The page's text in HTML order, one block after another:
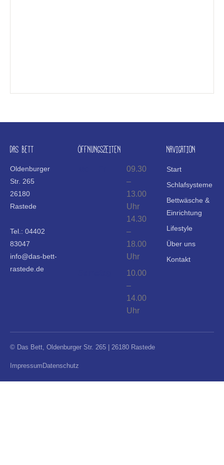
DAS BETT
Oldenburger
Str. 265
26180
Rastede
Tel.: 04402
83047
info@das-bett-
rastede.de
ÖFFNUNGSZEITEN
09.30
–
13.00
Uhr
14.30
–
18.00
Uhr
10.00
–
14.00
Uhr
NAVIGATION
Start
Schlafsysteme
Bettwäsche &
Einrichtung
Lifestyle
Über uns
Kontakt
© Das Bett, Oldenburger Str. 265 | 26180 Rastede
Impressum Datenschutz